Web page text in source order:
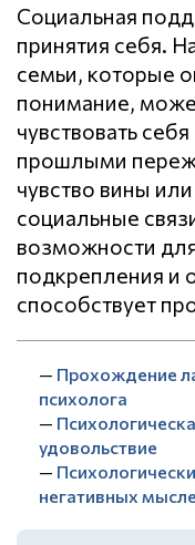
Социальная
принятия себя.
семьи, которые
понимание,
чувствовать
прошлыми
чувство вины
социальные
возможности
подкрепления и
способствует
— Прохождение
психолога
—
удовольствие
—
негативных